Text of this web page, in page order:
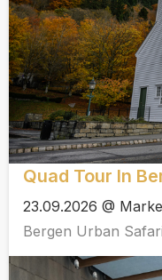
Quad Tour In
23.09.2026 @
Bergen Urban Safari